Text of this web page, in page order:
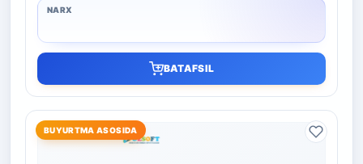
BATAFSIL
BUYURTMA ASOSIDA